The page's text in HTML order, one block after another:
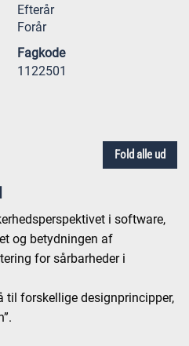
Efterår
Forår
Fagkode
1122501
Fold alle ud
i software,
og betydningen af
for sårbarheder i
til forskellige designprincipper,